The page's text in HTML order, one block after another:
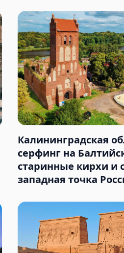
Калининградская
серфинг на
старинные кирхи и
западная точка